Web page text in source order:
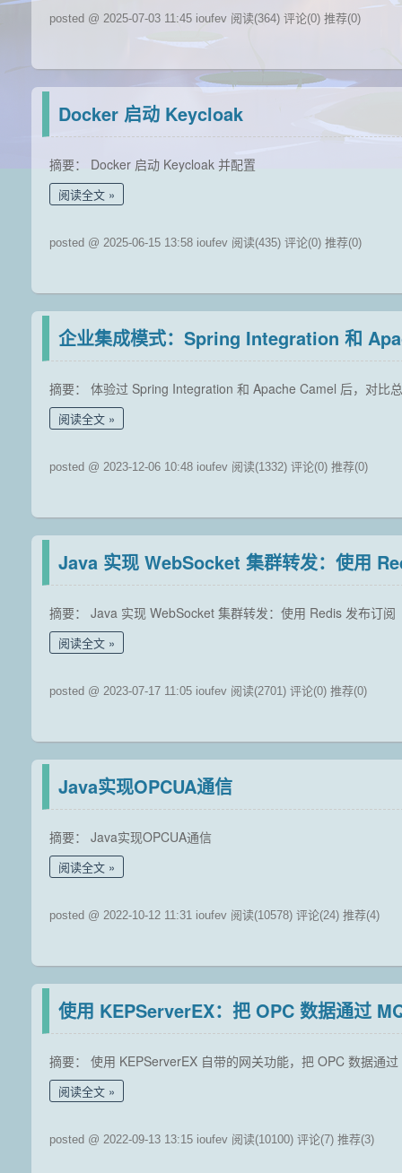
posted @ 2025-07-03 11:45 ioufev 阅读(364) 评论(0) 推荐(0)
Docker 启动 Keycloak
摘要： Docker 启动 Keycloak 并配置
阅读全文
posted @ 2025-06-15 13:58 ioufev 阅读(435) 评论(0) 推荐(0)
企业集成模式：Spring Integration 和
摘要： 体验过 Spring Integration 和 Apache Camel 后，对比
阅读全文
posted @ 2023-12-06 10:48 ioufev 阅读(1332) 评论(0) 推荐(0)
Java 实现 WebSocket 集群转发：使用
摘要： Java 实现 WebSocket 集群转发：使用 Redis 发布订阅
阅读全文
posted @ 2023-07-17 11:05 ioufev 阅读(2701) 评论(0) 推荐(0)
Java实现OPCUA通信
摘要： Java实现OPCUA通信
阅读全文
posted @ 2022-10-12 11:31 ioufev 阅读(10578) 评论(24) 推荐(4)
使用 KEPServerEX：把 OPC 数据通过
摘要： 使用 KEPServerEX 自带的网关功能，把 OPC 数据通
阅读全文
posted @ 2022-09-13 13:15 ioufev 阅读(10100) 评论(7) 推荐(3)